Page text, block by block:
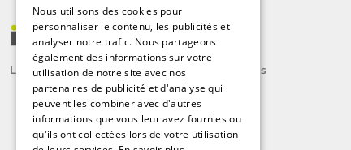
Le label des agents immobiliers indépendants
Nous utilisons des cookies pour
personnaliser le contenu, les publicités et
analyser notre trafic. Nous partageons
également des informations sur votre
utilisation de notre site avec nos
partenaires de publicité et d'analyse qui
peuvent les combiner avec d'autres
informations que vous leur avez fournies ou
qu'ils ont collectées lors de votre utilisation